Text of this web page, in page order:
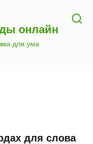
онлайн
для ума
для слова